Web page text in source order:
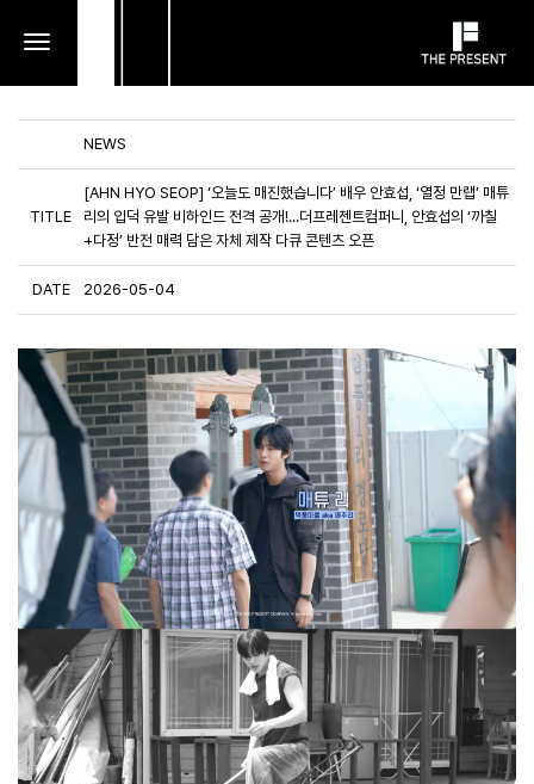
toggle
NEWS
TITLE
[AHN HYO SEOP] ‘오늘도 매진했습니다’ 배우 안효섭, ‘열정 만랩’ 매튜
리의 입덕 유발 비하인드 전격 공개!...더프레젠트컴퍼니, 안효섭의 ‘까칠
+다정’ 반전 매력 담은 자체 제작 다큐 콘텐츠 오픈
DATE 2026-05-04